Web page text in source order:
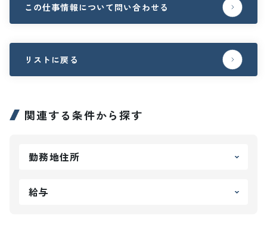
この仕事情報について問い合わせる
リストに戻る
関連する条件から探す
勤務地住所
給与